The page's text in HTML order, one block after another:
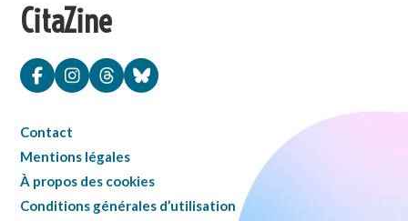
CitaZine
Contact
Mentions légales
À propos des cookies
Conditions générales d’utilisation